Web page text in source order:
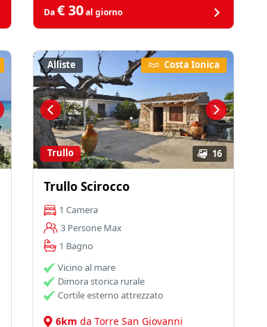
Da€ 30al giorno
16
Alliste Costa Ionica
Trullo
Trullo Scirocco
1 Camera
3 Persone Max
1 Bagno
Vicino al mare
Dimora storica rurale
Cortile esterno attrezzato
6km da Torre San Giovanni